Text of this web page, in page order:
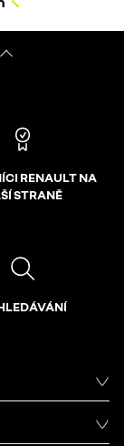
RENAULT NA
STRANĚ